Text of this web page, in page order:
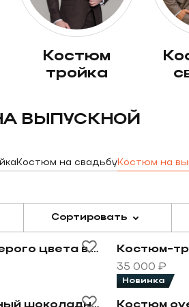
костюм
тройка
костюм на
ВЫПУСКНОЙ
Костюм на свадьбуКостюм на
Сортировать
тройка серого цвета в
Костюм-тройка серого цвета в клетку
Перейти к
Костюм-
35 000 ₽
двубортный шоколадного
Перейти к
Новинка